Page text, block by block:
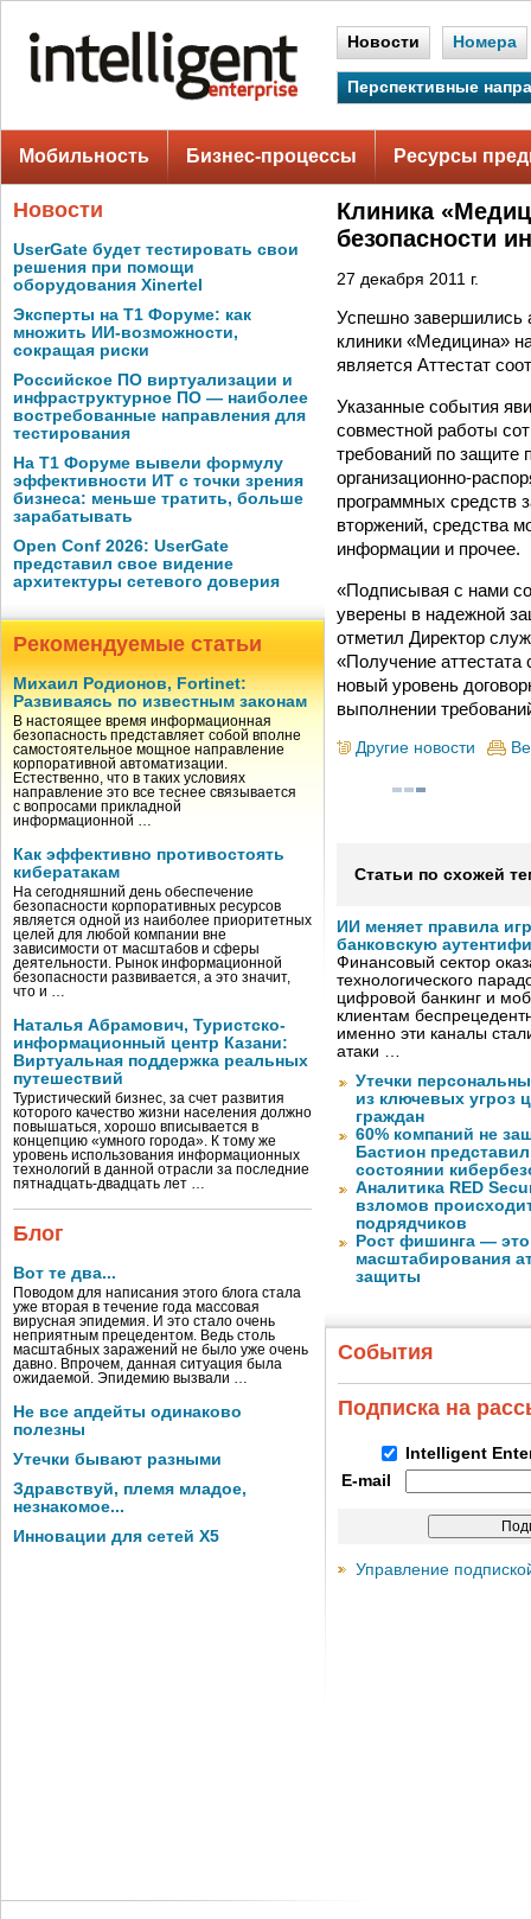
Новости Номера
Перспективные
Мобильность Бизнес-процессы Ресурсы
Новости
UserGate будет тестировать свои
решения при помощи
оборудования Xinertel
Эксперты на Т1 Форуме: как
множить ИИ-возможности,
сокращая риски
Российское ПО виртуализации и
инфраструктурное ПО — наиболее
востребованные направления для
тестирования
На Т1 Форуме вывели формулу
эффективности ИТ с точки зрения
бизнеса: меньше тратить, больше
зарабатывать
Open Conf 2026: UserGate
представил свое видение
архитектуры сетевого доверия
Рекомендуемые статьи
Михаил Родионов, Fortinet:
Развиваясь по известным законам
В настоящее время информационная
безопасность представляет собой вполне
самостоятельное мощное направление
корпоративной автоматизации.
Естественно, что в таких условиях
направление это все теснее связывается
с вопросами прикладной
информационной …
Как эффективно противостоять
кибератакам
На сегодняшний день обеспечение
безопасности корпоративных ресурсов
является одной из наиболее приоритетных
целей для любой компании вне
зависимости от масштабов и сферы
деятельности. Рынок информационной
безопасности развивается, а это значит,
что и …
Наталья Абрамович, Туристско-
информационный центр Казани:
Виртуальная поддержка реальных
путешествий
Туристический бизнес, за счет развития
которого качество жизни населения должно
повышаться, хорошо вписывается в
концепцию «умного города». К тому же
уровень использования информационных
технологий в данной отрасли за последние
пятнадцать-двадцать лет …
Блог
Вот те два...
Поводом для написания этого блога стала
уже вторая в течение года массовая
вирусная эпидемия. И это стало очень
неприятным прецедентом. Ведь столь
масштабных заражений не было уже очень
давно. Впрочем, данная ситуация была
ожидаемой. Эпидемию вызвали …
Не все апдейты одинаково
полезны
Утечки бывают разными
Здравствуй, племя младое,
незнакомое...
Инновации для сетей X5
Клиника
безопасности
27 декабря 2011 г.
Успешно завершились
клиники «Медицина»
является Аттестат
Указанные события
совместной работы
требований по
организационно-
программных средств
вторжений, средства
информации и прочее.
«Подписывая с нами
уверены в надежной
отметил Директор
«Получение аттестата
новый уровень
выполнении
Другие новости
Статьи по схожей
ИИ меняет правила
банковскую
Финансовый сектор
технологического
цифровой банкинг и
клиентам
именно эти каналы
атаки …
Утечки
из ключевых угроз
граждан
60% компаний не
Бастион
состоянии
Аналитика RED
взломов
подрядчиков
Рост фишинга —
масштабирования
защиты
События
Подписка на
Intelligent
E-mail
Управление